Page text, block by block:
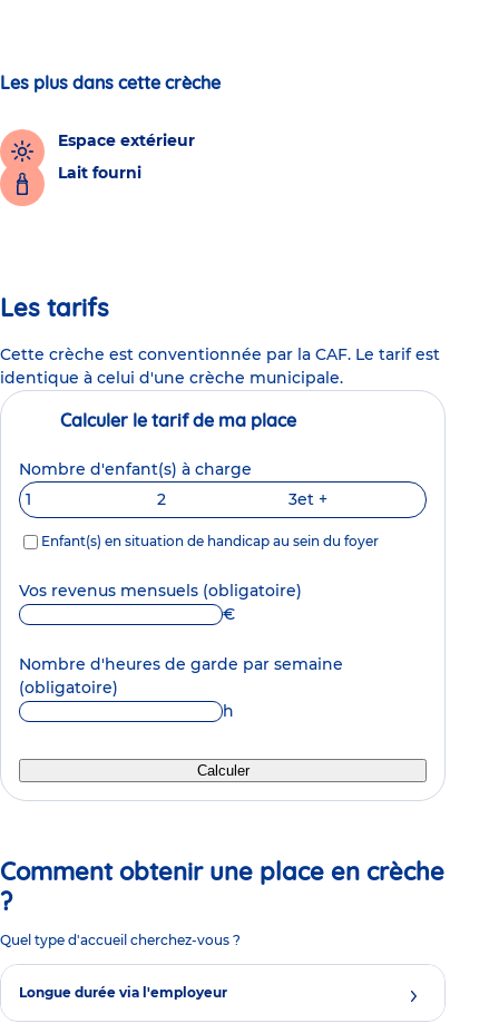
Les plus dans cette crèche
Espace extérieur
Lait fourni
Les tarifs
Cette crèche est conventionnée par la CAF. Le tarif est
identique à celui d'une crèche municipale.
Calculer le tarif de ma place
Nombre d'enfant(s) à charge
1
2 3et +
Enfant(s) en situation de handicap au sein du foyer
Vos revenus mensuels (obligatoire)
€
Nombre d'heures de garde par semaine
(obligatoire)
h
Calculer
Comment obtenir une place en crèche
?
Quel type d'accueil cherchez-vous ?
Longue durée via l'employeur